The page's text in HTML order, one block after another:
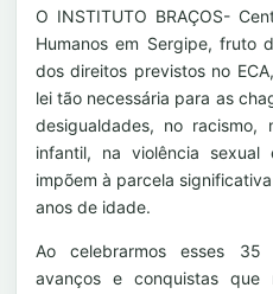
O INSTITUTO BRAÇOS-
Humanos em Sergipe, fruto
dos direitos previstos no
lei tão necessária para as
desigualdades, no racismo,
infantil, na violência
impõem à parcela
anos de idade.
Ao celebrarmos esses 35
avanços e conquistas que